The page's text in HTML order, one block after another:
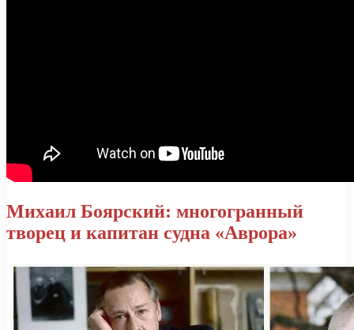
Михаил Боярский: многогранный
творец и капитан судна «Аврора»